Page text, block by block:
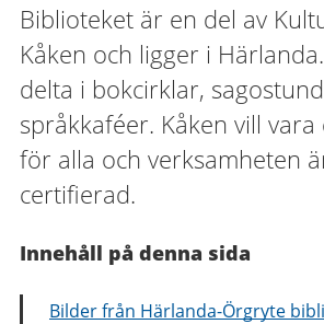
Biblioteket är en del av
Kåken och ligger i
delta i bokcirklar,
språkkaféer. Kåken vill
för alla och verksamheten
certifierad.
Innehåll på denna sida
Bilder från Härlanda-Örgryte